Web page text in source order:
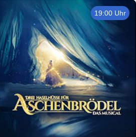
19:00 Uhr